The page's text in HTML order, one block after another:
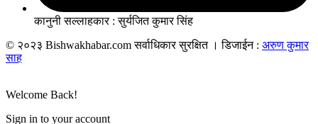
कानुनी सल्लाहकार : सुर्यजित कुमार सिंह
© २०२३ Bishwakhabar.com सर्वाधिकार सुरक्षित । डिजाईन : अरुण कुमार
साह
Welcome Back!
Sign in to your account